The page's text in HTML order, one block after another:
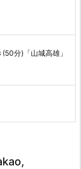
分)「山城高雄」